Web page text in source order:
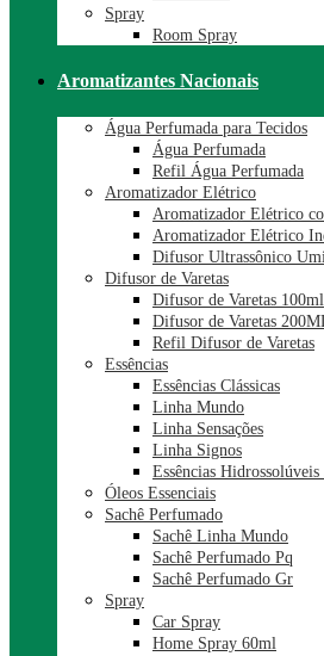
Spray
Room Spray
Aromatizantes Nacionais
Água Perfumada para Tecidos
Água Perfumada
Refil Água Perfumada
Aromatizador Elétrico
Aromatizador Elétrico
Aromatizador Elétrico
Difusor Ultrassônico
Difusor de Varetas
Difusor de Varetas 100ml
Difusor de Varetas
Refil Difusor de Varetas
Essências
Essências Clássicas
Linha Mundo
Linha Sensações
Linha Signos
Essências
Óleos Essenciais
Sachê Perfumado
Sachê Linha Mundo
Sachê Perfumado Pq
Sachê Perfumado Gr
Spray
Car Spray
Home Spray 60ml